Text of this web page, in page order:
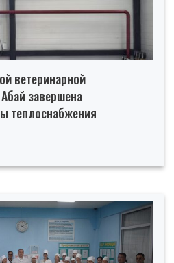
ветеринарной
завершена
теплоснабжения